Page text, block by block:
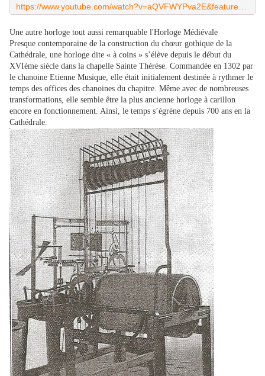
Une autre horloge tout aussi remarquable l'Horloge Médiévale
Presque contemporaine de la construction du chœur gothique de la
Cathédrale, une horloge dite « à coins » s’élève depuis le début du
XVIème siècle dans la chapelle Sainte Thérèse. Commandée en 1302 par
le chanoine Etienne Musique, elle était initialement destinée à rythmer le
temps des offices des chanoines du chapitre. Même avec de nombreuses
transformations, elle semble être la plus ancienne horloge à carillon
encore en fonctionnement. Ainsi, le temps s’égrène depuis 700 ans en la
Cathédrale.